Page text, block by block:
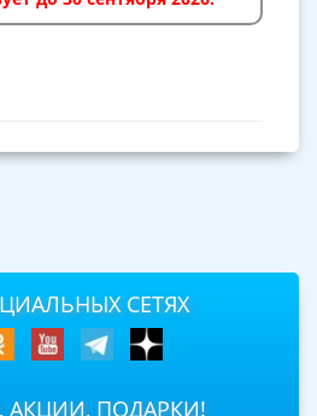
СЕТЯХ
АКЦИИ, ПОДАРКИ!